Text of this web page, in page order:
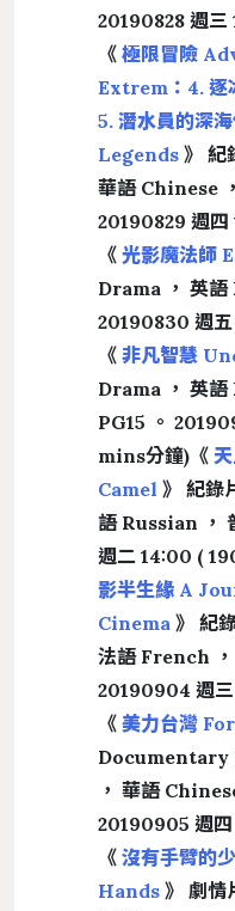
20190828 週
《 極限冒險
Extrem：4. 逐
5. 潛水員的深
Legends 》 紀
華語 Chinese
20190829 週
《 光影魔法師
Drama ， 英語
20190830 週
《 非凡智慧
Drama ， 英
PG15 。
mins分鐘)《
Camel 》 紀錄
語 Russian ，
週二 14:00 (
影半生緣 A
Cinema 》 紀
法語 French ，
20190904 週
《 美力台灣
Documentary
， 華語
20190905 週
《 沒有手臂的
Hands 》 劇情